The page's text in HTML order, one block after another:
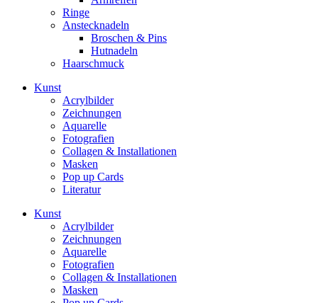
Ringe
Anstecknadeln
Broschen & Pins
Hutnadeln
Haarschmuck
Kunst
Acrylbilder
Zeichnungen
Aquarelle
Fotografien
Collagen & Installationen
Masken
Pop up Cards
Literatur
Kunst
Acrylbilder
Zeichnungen
Aquarelle
Fotografien
Collagen & Installationen
Masken